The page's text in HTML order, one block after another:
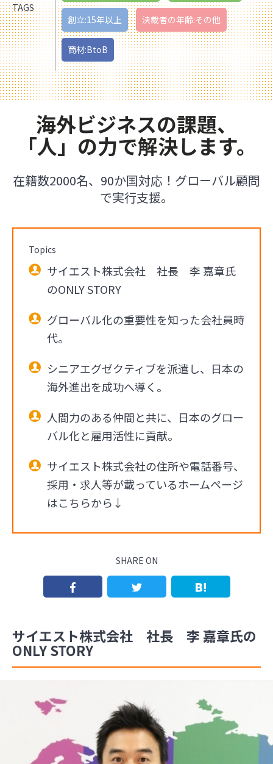
TAGS
創立:15年以上 決裁者の年齢:その他
商材:BtoB
海外ビジネスの課題、
「人」の力で解決します。
在籍数2000名、90か国対応！グローバル顧問
で実行支援。
Topics
サイエスト株式会社 社長 李 嘉章氏
のONLY STORY
グローバル化の重要性を知った会社員時
代。
シニアエグゼクティブを派遣し、日本の
海外進出を成功へ導く。
人間力のある仲間と共に、日本のグロー
バル化と雇用活性に貢献。
サイエスト株式会社の住所や電話番号、
採用・求人等が載っているホームページ
はこちらから↓
SHARE ON
サイエスト株式会社 社長 李 嘉章氏の
ONLY STORY